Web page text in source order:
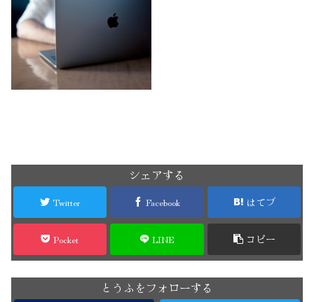
シェアする
Twitter Facebook はてブ
Pocket LINE コピー
とうふをフォローする